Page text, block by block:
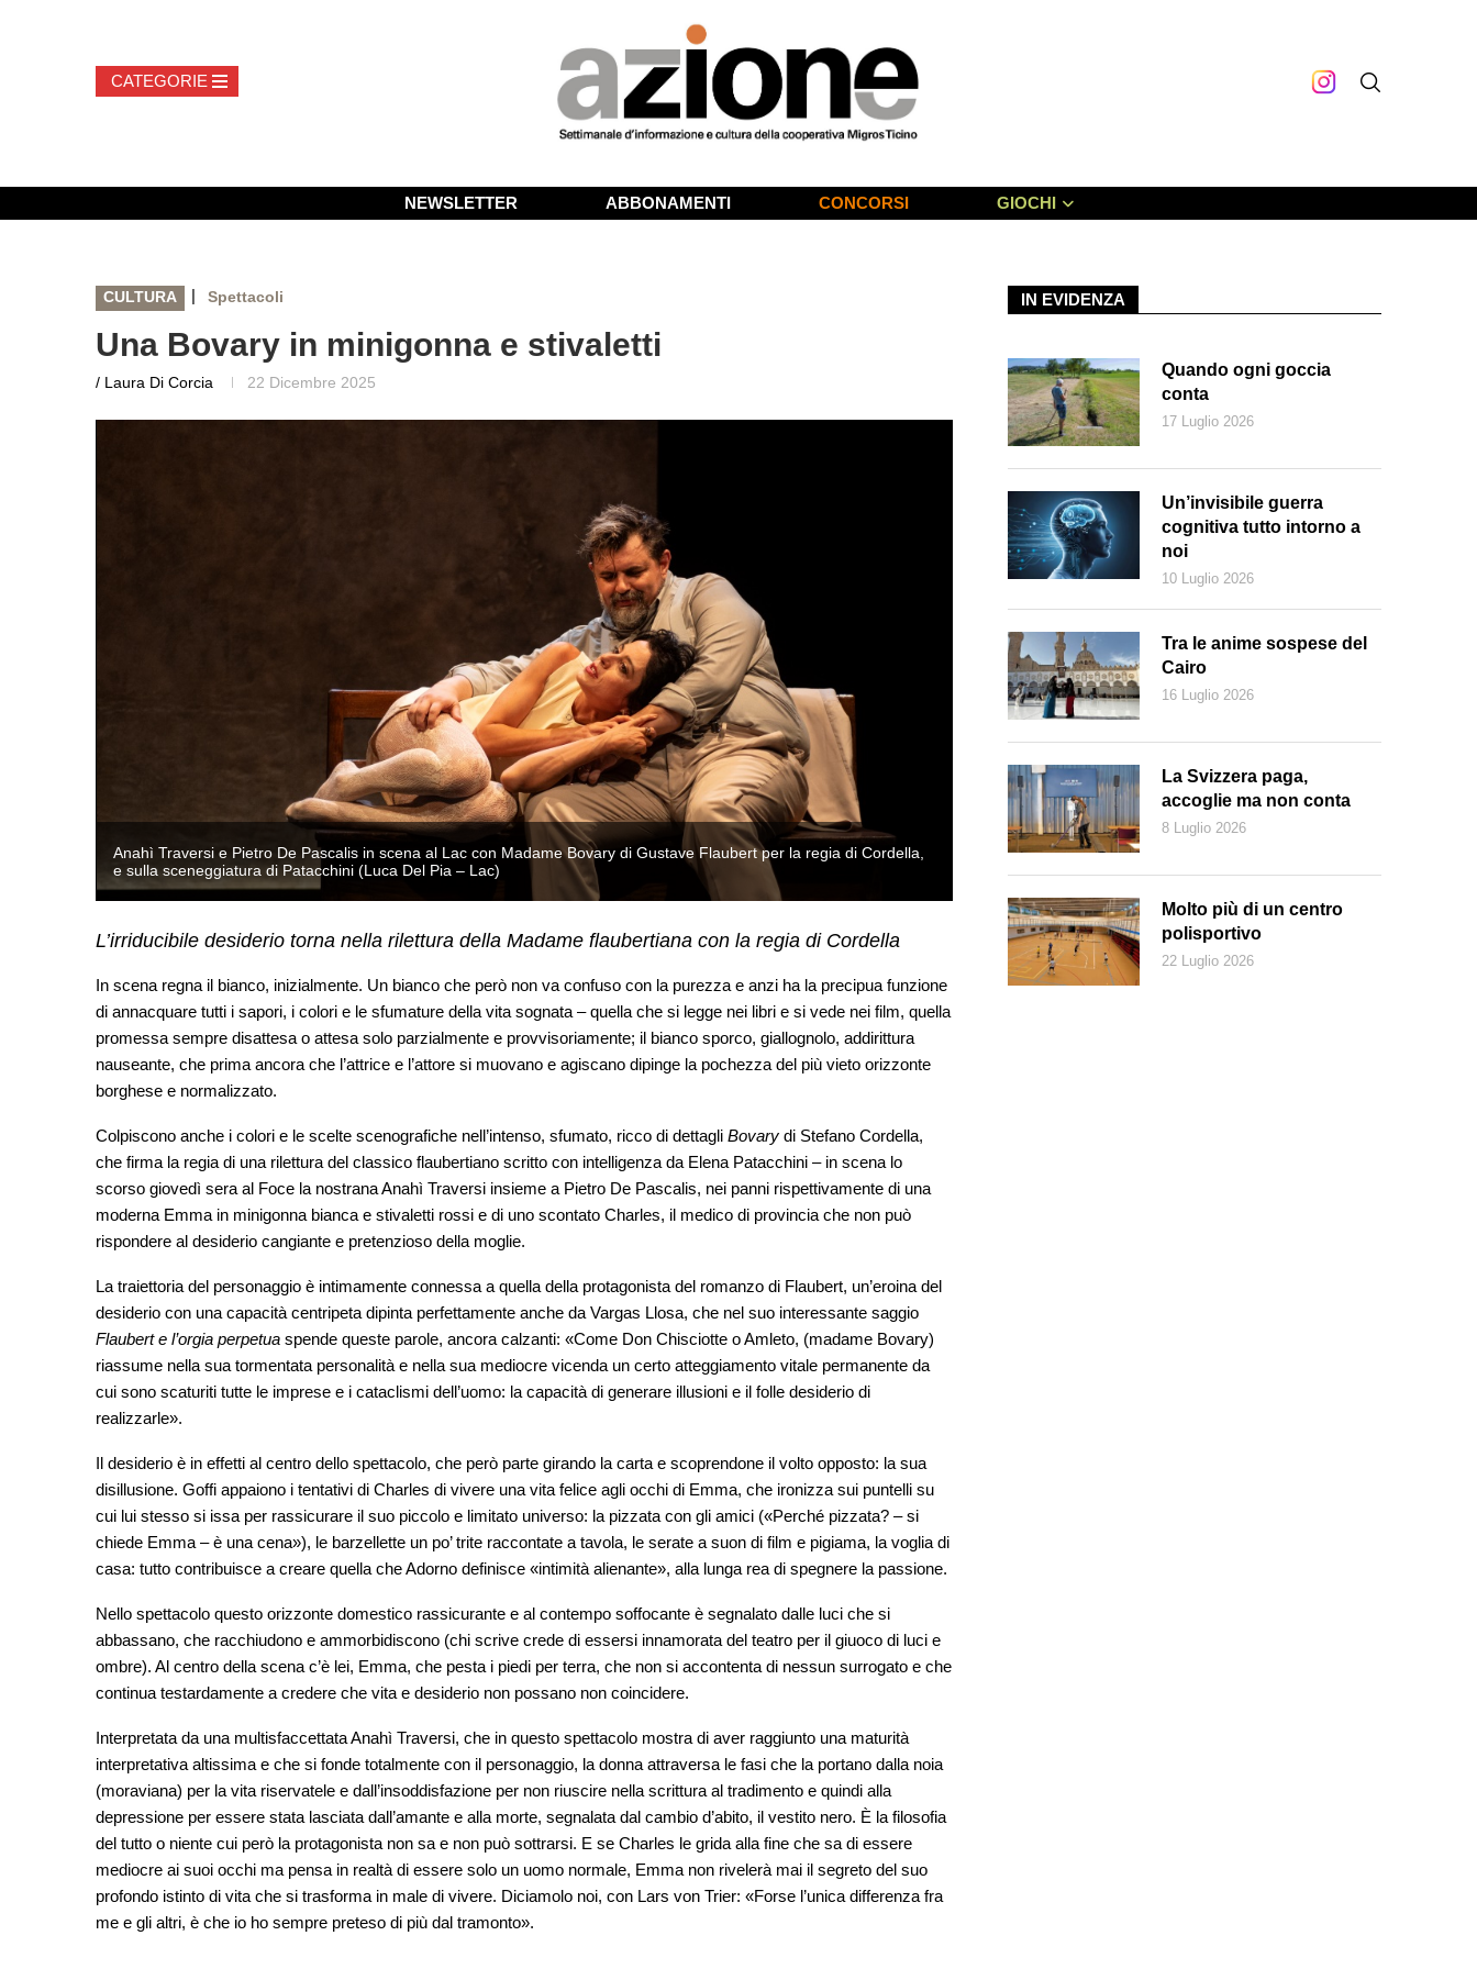
NEWSLETTER ABBONAMENTI CONCORSI GIOCHI
CULTURA | Spettacoli
Una Bovary in minigonna e stivaletti
/ Laura Di Corcia 22 Dicembre 2025
Anahì Traversi e Pietro De Pascalis in scena al Lac con Madame Bovary di Gustave Flaubert per la regia di Cordella,
e sulla sceneggiatura di Patacchini (Luca Del Pia – Lac)
Anahì Traversi e Pietro De Pascalis in scena al Lac con Madame
e sulla sceneggiatura di Patacchini (Luca Del Pia – Lac)
L’irriducibile desiderio torna nella rilettura della Madame flaubertiana con la regia di Cordella
In scena regna il bianco, inizialmente. Un bianco che però non va confuso con la purezza e anzi ha la precipua funzione
di annacquare tutti i sapori, i colori e le sfumature della vita sognata – quella che si legge nei libri e si vede nei film, quella
promessa sempre disattesa o attesa solo parzialmente e provvisoriamente; il bianco sporco, giallognolo, addirittura
nauseante, che prima ancora che l’attrice e l’attore si muovano e agiscano dipinge la pochezza del più vieto orizzonte
borghese e normalizzato.
Colpiscono anche i colori e le scelte scenografiche nell’intenso, sfumato, ricco di dettagli Bovary di Stefano Cordella,
che firma la regia di una rilettura del classico flaubertiano scritto con intelligenza da Elena Patacchini – in scena lo
scorso giovedì sera al Foce la nostrana Anahì Traversi insieme a Pietro De Pascalis, nei panni rispettivamente di una
moderna Emma in minigonna bianca e stivaletti rossi e di uno scontato Charles, il medico di provincia che non può
rispondere al desiderio cangiante e pretenzioso della moglie.
La traiettoria del personaggio è intimamente connessa a quella della protagonista del romanzo di Flaubert, un’eroina del
desiderio con una capacità centripeta dipinta perfettamente anche da Vargas Llosa, che nel suo interessante saggio
Flaubert e l’orgia perpetua spende queste parole, ancora calzanti: «Come Don Chisciotte o Amleto, (madame Bovary)
riassume nella sua tormentata personalità e nella sua mediocre vicenda un certo atteggiamento vitale permanente da
cui sono scaturiti tutte le imprese e i cataclismi dell’uomo: la capacità di generare illusioni e il folle desiderio di
realizzarle».
Il desiderio è in effetti al centro dello spettacolo, che però parte girando la carta e scoprendone il volto opposto: la sua
disillusione. Goffi appaiono i tentativi di Charles di vivere una vita felice agli occhi di Emma, che ironizza sui puntelli su
cui lui stesso si issa per rassicurare il suo piccolo e limitato universo: la pizzata con gli amici («Perché pizzata? – si
chiede Emma – è una cena»), le barzellette un po’ trite raccontate a tavola, le serate a suon di film e pigiama, la voglia di
casa: tutto contribuisce a creare quella che Adorno definisce «intimità alienante», alla lunga rea di spegnere la passione.
Nello spettacolo questo orizzonte domestico rassicurante e al contempo soffocante è segnalato dalle luci che si
abbassano, che racchiudono e ammorbidiscono (chi scrive crede di essersi innamorata del teatro per il giuoco di luci e
ombre). Al centro della scena c’è lei, Emma, che pesta i piedi per terra, che non si accontenta di nessun surrogato e che
continua testardamente a credere che vita e desiderio non possano non coincidere.
Interpretata da una multisfaccettata Anahì Traversi, che in questo spettacolo mostra di aver raggiunto una maturità
interpretativa altissima e che si fonde totalmente con il personaggio, la donna attraversa le fasi che la portano dalla noia
(moraviana) per la vita riservatele e dall’insoddisfazione per non riuscire nella scrittura al tradimento e quindi alla
depressione per essere stata lasciata dall’amante e alla morte, segnalata dal cambio d’abito, il vestito nero. È la filosofia
del tutto o niente cui però la protagonista non sa e non può sottrarsi. E se Charles le grida alla fine che sa di essere
mediocre ai suoi occhi ma pensa in realtà di essere solo un uomo normale, Emma non rivelerà mai il segreto del suo
profondo istinto di vita che si trasforma in male di vivere. Diciamolo noi, con Lars von Trier: «Forse l’unica differenza fra
me e gli altri, è che io ho sempre preteso di più dal tramonto».
IN EVIDENZA
Quando ogni goccia
conta
17 Luglio 2026
Un’invisibile guerra
cognitiva tutto intorno a
noi
10 Luglio 2026
Tra le anime sospese del
Cairo
16 Luglio 2026
La Svizzera paga,
accoglie ma non conta
8 Luglio 2026
Molto più di un centro
polisportivo
22 Luglio 2026